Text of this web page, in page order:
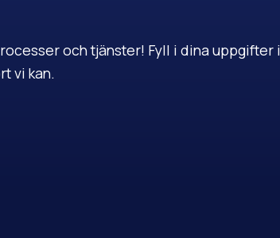
och tjänster! Fyll i dina uppgifter i
vi kan.